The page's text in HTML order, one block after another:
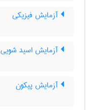
آزمایش فیزیکی
آزمایش اسید شویی
آزمایش پیکون